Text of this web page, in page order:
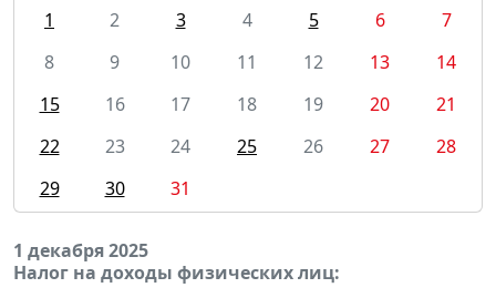
1
2 3 4 5 6
7
8
9 10 11 12 13
14
15
16 17 18 19 20
21
22
23 24 25 26 27
28
29
30 31
1 декабря 2025
Налог на доходы физических лиц: